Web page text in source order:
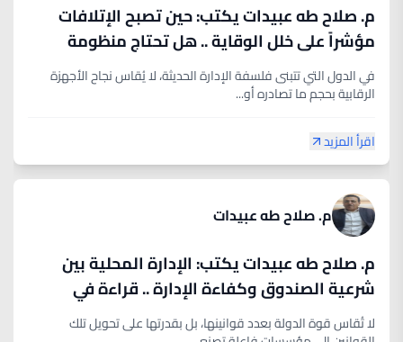
م. صلاح طه عبيدات يكتب: حين تصبح الإتلافات
مؤشراً على خلل الوقاية .. هل تحتاج منظومة
الرقابة في الأردن إلى إعادة تعريف للنجاح؟
في الدول التي تتبنى فلسفة الإدارة الحديثة، لا يُقاس نجاح الأجهزة
الرقابية بحجم ما تصادره أو...
اقرأ المزيد
م. صلاح طه عبيدات
م. صلاح طه عبيدات يكتب: الإدارة المحلية بين
شرعية الصندوق وكفاءة الإدارة .. قراءة في
مشروع القانون الجديد
لا تُقاس قوة الدولة بعدد قوانينها، بل بقدرتها على تحويل تلك